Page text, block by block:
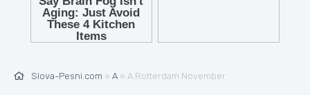
Slova-Pesni.com » A » A Rotterdam November